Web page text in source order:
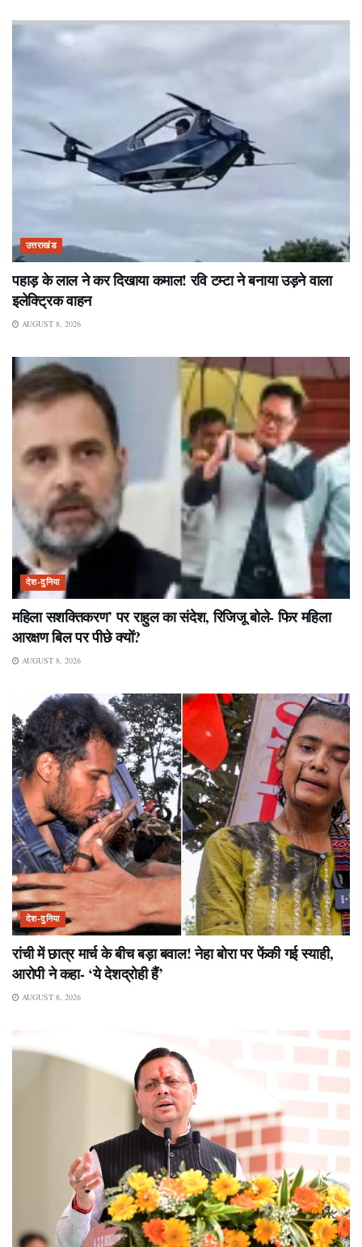
उत्तराखंड
पहाड़ के लाल ने कर दिखाया कमाल! रवि टम्टा ने बनाया उड़ने वाला
इलेक्ट्रिक वाहन
AUGUST 8, 2026
देश-दुनिया
महिला सशक्तिकरण’ पर राहुल का संदेश, रिजिजू बोले- फिर महिला
आरक्षण बिल पर पीछे क्यों?
AUGUST 8, 2026
देश-दुनिया
रांची में छात्र मार्च के बीच बड़ा बवाल! नेहा बोरा पर फेंकी गई स्याही,
आरोपी ने कहा- ‘ये देशद्रोही हैं’
AUGUST 8, 2026